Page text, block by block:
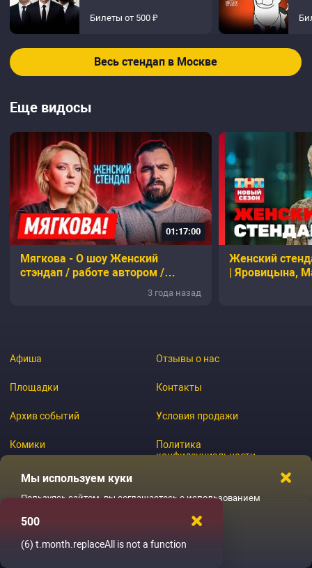
Билеты от 500 ₽
Весь стендап в Москве
Еще видосы
01:17:00
Мягкова - О шоу Женский
стэндап / работе автором /
феминизме и хейтерах /3 года назад
Женский
| Яровицына,
Афиша
Площадки
Архив событий
Комики
Журнал
Отзывы о нас
Контакты
Условия продажи
Политика
конфиденциальности
Мы используем куки
Пользуясь сайтом, вы соглашаетесь с использованием
Ладненько
500
(6) t.month.replaceAll is not a function